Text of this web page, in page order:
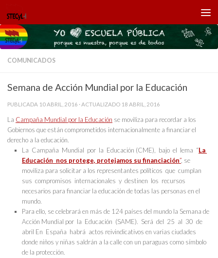
Saltar al contenido
COMUNICADOS
Semana de Acción Mundial por la Educación
PUBLICADA 10 ABRIL, 2016 · ACTUALIZADO 18 ABRIL, 2016
La Campaña Mundial por la Educación se moviliza para recordar a los
Gobiernos que están comprometidos internacionalmente a financiar el
derecho a la educación.
La Campaña Mundial por la Educación (CME), bajo el lema “La
Educación nos protege, protejamos su financiación”, se
moviliza para solicitar a los representantes políticos que cumplan
sus compromisos internacionales y destinen los recursos
necesarios para financiar la educación de todas las personas en el
mundo.
Para ello, se celebrará en más de 124 países del mundo la Semana de
Acción Mundial por la Educación (SAME). Será del 25 al 30 de
abril En España habrá actos reivindicativos en varias ciudades
donde niños y niñas saldrán a la calle con un paraguas como símbolo
de la protección.